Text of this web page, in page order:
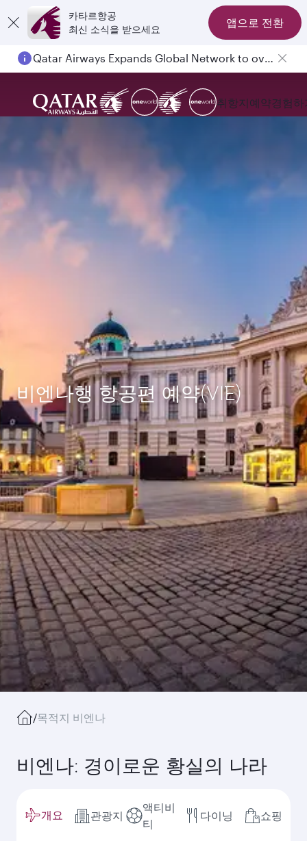
카타르항공
최신 소식을 받으세요
앱으로 전환
Qatar Airways Expands Global Network to over 160 Destinations
Passengers flying between Doha and Auckland on QR914 and QR915
취항지예약경험하
비엔나행 항공편 예약(VIE)
/목적지 비엔나
비엔나: 경이로운 황실의 나라
개요 관광지
액티비
티
다이닝 쇼핑